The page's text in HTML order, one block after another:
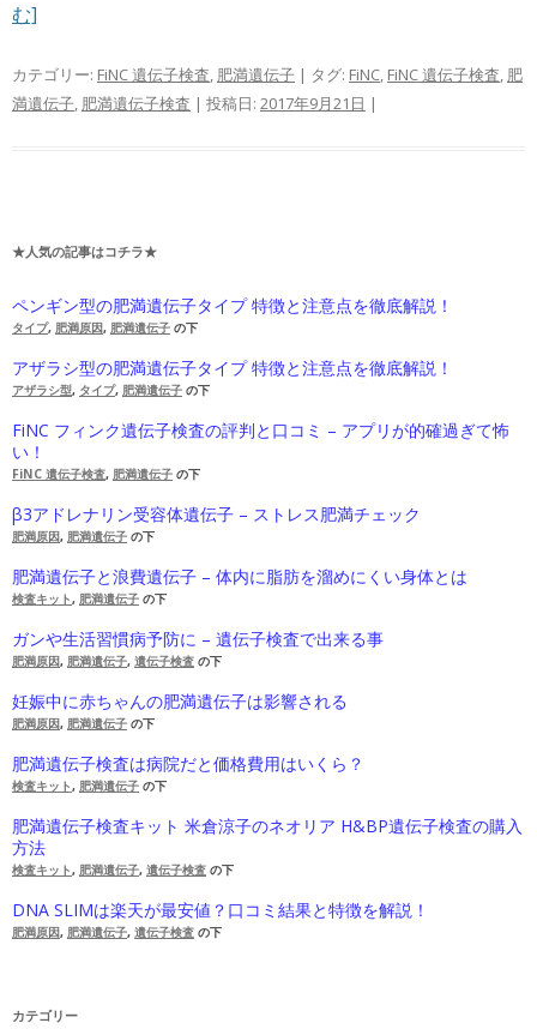
む]
カテゴリー: FiNC 遺伝子検査, 肥満遺伝子 | タグ: FiNC, FiNC 遺伝子検査, 肥
満遺伝子, 肥満遺伝子検査 | 投稿日: 2017年9月21日 |
★人気の記事はコチラ★
ペンギン型の肥満遺伝子タイプ 特徴と注意点を徹底解説！
タイプ, 肥満原因, 肥満遺伝子 の下
アザラシ型の肥満遺伝子タイプ 特徴と注意点を徹底解説！
アザラシ型, タイプ, 肥満遺伝子 の下
FiNC フィンク遺伝子検査の評判と口コミ – アプリが的確過ぎて怖
い！
FiNC 遺伝子検査, 肥満遺伝子 の下
β3アドレナリン受容体遺伝子 – ストレス肥満チェック
肥満原因, 肥満遺伝子 の下
肥満遺伝子と浪費遺伝子 – 体内に脂肪を溜めにくい身体とは
検査キット, 肥満遺伝子 の下
ガンや生活習慣病予防に – 遺伝子検査で出来る事
肥満原因, 肥満遺伝子, 遺伝子検査 の下
妊娠中に赤ちゃんの肥満遺伝子は影響される
肥満原因, 肥満遺伝子 の下
肥満遺伝子検査は病院だと価格費用はいくら？
検査キット, 肥満遺伝子 の下
肥満遺伝子検査キット 米倉涼子のネオリア H&BP遺伝子検査の購入
方法
検査キット, 肥満遺伝子, 遺伝子検査 の下
DNA SLIMは楽天が最安値？口コミ結果と特徴を解説！
肥満原因, 肥満遺伝子, 遺伝子検査 の下
カテゴリー